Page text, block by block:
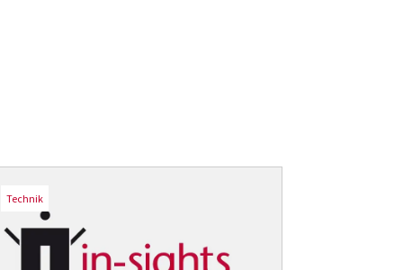
Technik